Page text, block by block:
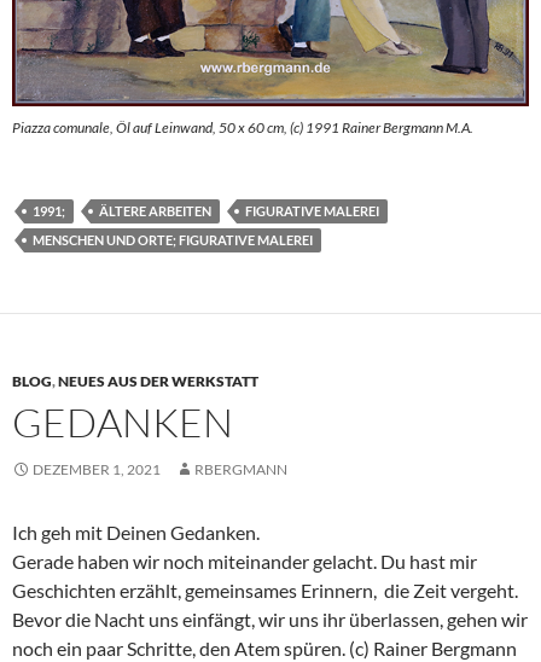
Piazza comunale, Öl auf Leinwand, 50 x 60 cm, (c) 1991 Rainer Bergmann M.A.
1991; ÄLTERE ARBEITEN
FIGURATIVE MALEREI
MENSCHEN UND ORTE; FIGURATIVE MALEREI
BLOG,NEUES AUS DER WERKSTATT
GEDANKEN
DEZEMBER 1, 2021 RBERGMANN
Ich geh mit Deinen Gedanken.
Gerade haben wir noch miteinander gelacht. Du hast mir
Geschichten erzählt, gemeinsames Erinnern, die Zeit vergeht.
Bevor die Nacht uns einfängt, wir uns ihr überlassen, gehen wir
noch ein paar Schritte, den Atem spüren. (c) Rainer Bergmann